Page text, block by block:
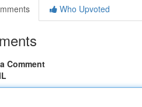
Who Upvoted
Comment